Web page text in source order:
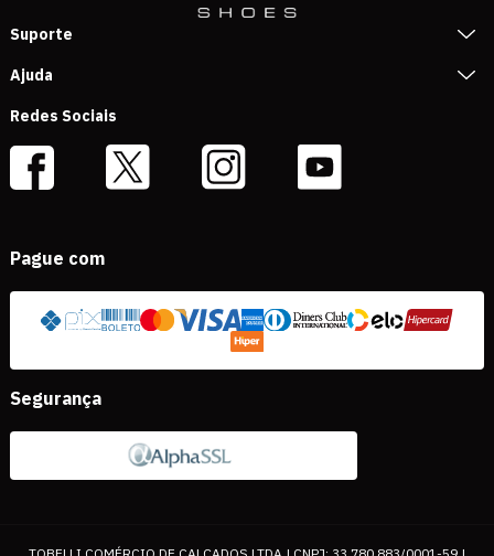
Suporte
Ajuda
Redes Sociais
Pague com
Segurança